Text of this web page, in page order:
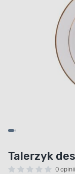
Talerzyk
0 opinii